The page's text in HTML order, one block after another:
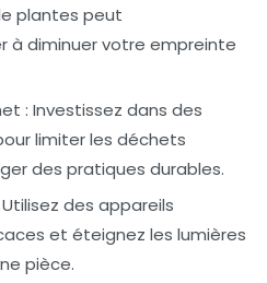
plantes peut
à diminuer votre empreinte
: Investissez dans des
limiter les déchets
des pratiques durables.
Utilisez des appareils
et éteignez les lumières
pièce.